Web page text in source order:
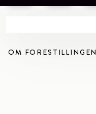
OM FORESTILLINGEN